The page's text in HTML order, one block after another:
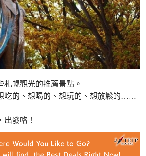
札幌觀光的推薦景點。
吃的、想喝的、想玩的、想放鬆的……
出發咯！